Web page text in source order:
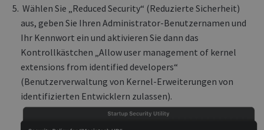
Wählen Sie „Reduced Security“ (Reduzierte Sicherheit)
aus, geben Sie Ihren Administrator-Benutzernamen und
Ihr Kennwort ein und aktivieren Sie dann das
Kontrollkästchen „Allow user management of kernel
extensions from identified developers“
(Benutzerverwaltung von Kernel-Erweiterungen von
identifizierten Entwicklern zulassen).